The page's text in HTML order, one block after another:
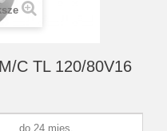
C TL 120/80V16
do 24 mies.